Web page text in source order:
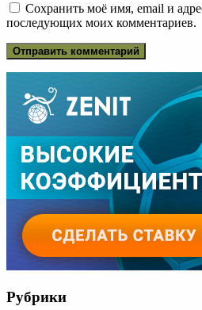
Сохранить моё имя, email и
последующих моих комментариев.
Рубрики